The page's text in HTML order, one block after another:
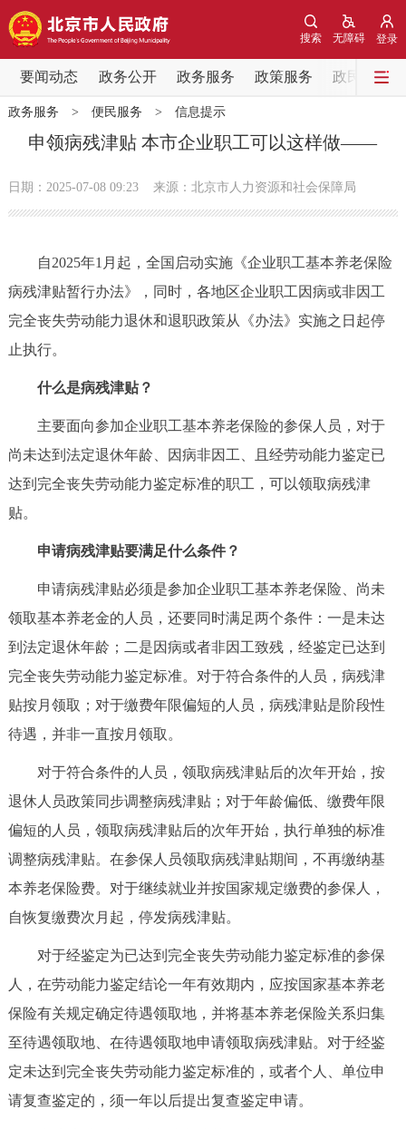
登录
无障碍
搜索
要闻动态 政务公开 政务服务 政策服务 政民互动
要闻动态
党中央精神 国务院信息
政务公开
市领导 机构职能 政策服务
决策公开 专题公开
政务服务
中介服务 阳光政务
政民互动
参与调查 在线访谈 图说互动
走进北京
北京概况 十六区概览 人文北京
绿色北京 图说北京
多语种
ENGLISH 한국어 日本語
DEUTSCH FRANÇAIS РУССКИЙ ЯЗЫК
政务服务 > 便民服务 > 信息提示
申领病残津贴 本市企业职工可以这样做——
日期：2025-07-08 09:23 来源：北京市人力资源和社会保障局
自2025年1月起，全国启动实施《企业职工基本养老保险
病残津贴暂行办法》，同时，各地区企业职工因病或非因工
完全丧失劳动能力退休和退职政策从《办法》实施之日起停
止执行。
什么是病残津贴？
主要面向参加企业职工基本养老保险的参保人员，对于
尚未达到法定退休年龄、因病非因工、且经劳动能力鉴定已
达到完全丧失劳动能力鉴定标准的职工，可以领取病残津
贴。
申请病残津贴要满足什么条件？
申请病残津贴必须是参加企业职工基本养老保险、尚未
领取基本养老金的人员，还要同时满足两个条件：一是未达
到法定退休年龄；二是因病或者非因工致残，经鉴定已达到
完全丧失劳动能力鉴定标准。对于符合条件的人员，病残津
贴按月领取；对于缴费年限偏短的人员，病残津贴是阶段性
待遇，并非一直按月领取。
对于符合条件的人员，领取病残津贴后的次年开始，按
退休人员政策同步调整病残津贴；对于年龄偏低、缴费年限
偏短的人员，领取病残津贴后的次年开始，执行单独的标准
调整病残津贴。在参保人员领取病残津贴期间，不再缴纳基
本养老保险费。对于继续就业并按国家规定缴费的参保人，
自恢复缴费次月起，停发病残津贴。
对于经鉴定为已达到完全丧失劳动能力鉴定标准的参保
人，在劳动能力鉴定结论一年有效期内，应按国家基本养老
保险有关规定确定待遇领取地，并将基本养老保险关系归集
至待遇领取地、在待遇领取地申请领取病残津贴。对于经鉴
定未达到完全丧失劳动能力鉴定标准的，或者个人、单位申
请复查鉴定的，须一年以后提出复查鉴定申请。